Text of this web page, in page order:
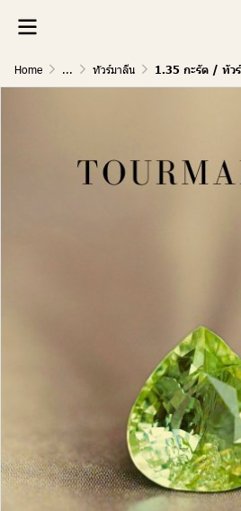
Home ... ทัวร์มาลีน 1.35 กะรัต / ทัว